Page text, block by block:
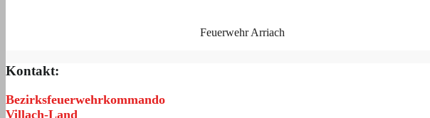
Feuerwehr Arriach
Kontakt:
Bezirksfeuerwehrkommando
Villach-Land